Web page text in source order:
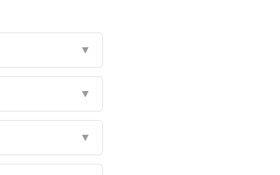
▼
▼
▼